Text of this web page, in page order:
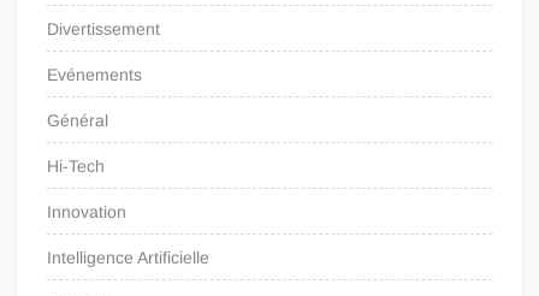
Divertissement
Evénements
Général
Hi-Tech
Innovation
Intelligence Artificielle